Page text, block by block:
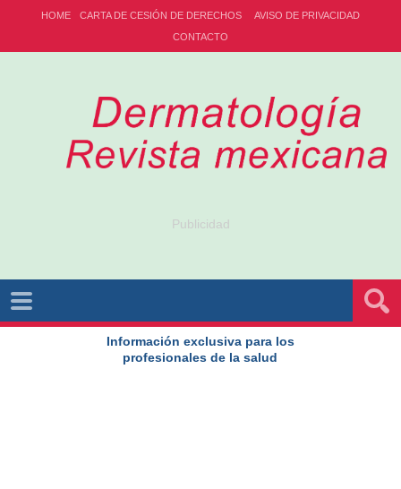
HOME CARTA DE CESIÓN DE DERECHOS
AVISO DE PRIVACIDAD
CONTACTO
Publicidad
Información exclusiva para los
profesionales de la salud